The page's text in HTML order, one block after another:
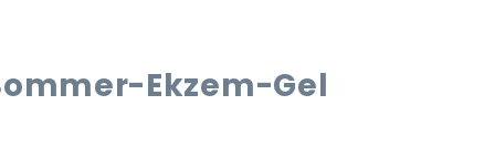
Ekzem-Gel